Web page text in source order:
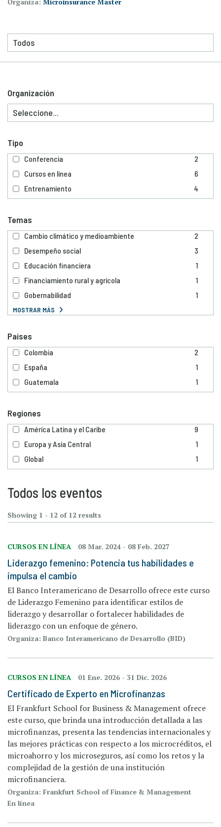
Todos los eventos
Showing 1 - 12 of 12 results
CURSOS EN LÍNEA 08 Mar. 2024 - 08 Feb. 2027
Liderazgo femenino: Potencia tus habilidades e
impulsa el cambio
El Banco Interamericano de Desarrollo ofrece este curso
de Liderazgo Femenino para identificar estilos de
liderazgo y desarrollar o fortalecer habilidades de
liderazgo con un enfoque de género.
Organiza: Banco Interamericano de Desarrollo (BID)
CURSOS EN LÍNEA 01 Ene. 2026 - 31 Dic. 2026
Certificado de Experto en Microfinanzas
El Frankfurt School for Business & Management ofrece
este curso, que brinda una introducción detallada a las
microfinanzas, presenta las tendencias internacionales y
las mejores prácticas con respecto a los microcréditos, el
microahorro y los microseguros, así como los retos y la
complejidad de la gestión de una institución
microfinanciera.
Organiza: Frankfurt School of Finance & Management
En línea
Organización
Tipo
Conferencia
2
Cursos en línea
6
Entrenamiento
4
Temas
Cambio climático y medioambiente
2
Desempeño social
3
Educación financiera
1
Financiamiento rural y agrícola
1
Gobernabilidad
1
MOSTRAR MÁS
Países
Colombia
2
España
1
Guatemala
1
Regiones
América Latina y el Caribe
9
Europa y Asia Central
1
Global
1